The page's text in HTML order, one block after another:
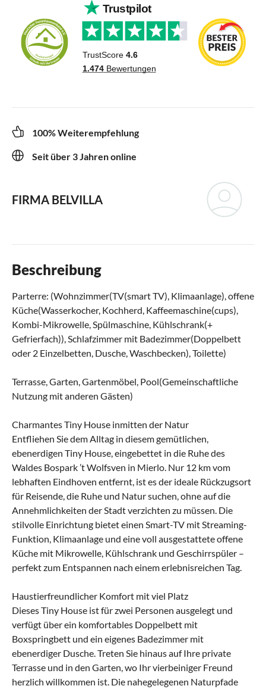
100% Weiterempfehlung
Seit über 3 Jahren online
FIRMA BELVILLA
Beschreibung
Parterre: (Wohnzimmer(TV(smart TV), Klimaanlage), offene
Küche(Wasserkocher, Kochherd, Kaffeemaschine(cups),
Kombi-Mikrowelle, Spülmaschine, Kühlschrank(+
Gefrierfach)), Schlafzimmer mit Badezimmer(Doppelbett
oder 2 Einzelbetten, Dusche, Waschbecken), Toilette)
Terrasse, Garten, Gartenmöbel, Pool(Gemeinschaftliche
Nutzung mit anderen Gästen)
Charmantes Tiny House inmitten der Natur
Entfliehen Sie dem Alltag in diesem gemütlichen,
ebenerdigen Tiny House, eingebettet in die Ruhe des
Waldes Bospark ’t Wolfsven in Mierlo. Nur 12 km vom
lebhaften Eindhoven entfernt, ist es der ideale Rückzugsort
für Reisende, die Ruhe und Natur suchen, ohne auf die
Annehmlichkeiten der Stadt verzichten zu müssen. Die
stilvolle Einrichtung bietet einen Smart-TV mit Streaming-
Funktion, Klimaanlage und eine voll ausgestattete offene
Küche mit Mikrowelle, Kühlschrank und Geschirrspüler –
perfekt zum Entspannen nach einem erlebnisreichen Tag.
Haustierfreundlicher Komfort mit viel Platz
Dieses Tiny House ist für zwei Personen ausgelegt und
verfügt über ein komfortables Doppelbett mit
Boxspringbett und ein eigenes Badezimmer mit
ebenerdiger Dusche. Treten Sie hinaus auf Ihre private
Terrasse und in den Garten, wo Ihr vierbeiniger Freund
herzlich willkommen ist. Die nahegelegenen Naturpfade